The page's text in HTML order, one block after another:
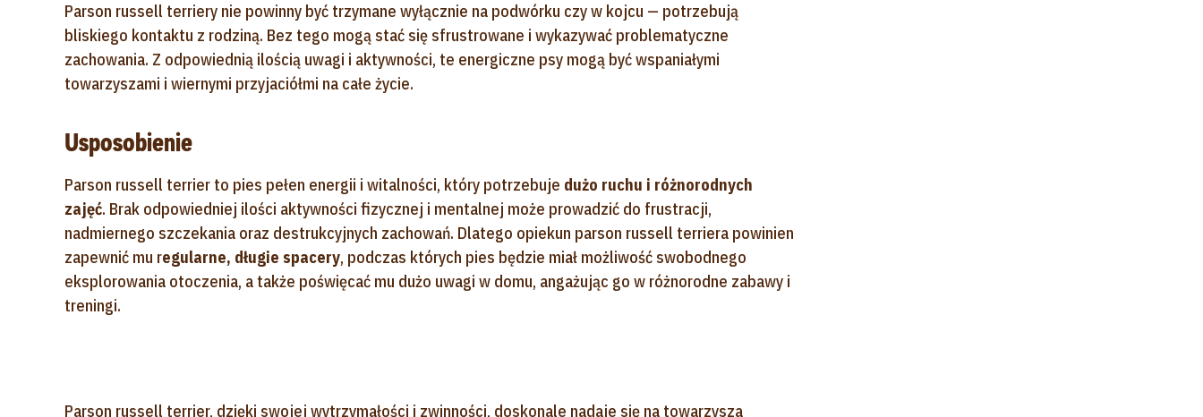
Parson russell terriery nie powinny być trzymane wyłącznie na podwórku czy w kojcu — potrzebują
bliskiego kontaktu z rodziną. Bez tego mogą stać się sfrustrowane i wykazywać problematyczne
zachowania. Z odpowiednią ilością uwagi i aktywności, te energiczne psy mogą być wspaniałymi
towarzyszami i wiernymi przyjaciółmi na całe życie.
Usposobienie
Parson russell terrier to pies pełen energii i witalności, który potrzebuje dużo ruchu i różnorodnych
zajęć. Brak odpowiedniej ilości aktywności fizycznej i mentalnej może prowadzić do frustracji,
nadmiernego szczekania oraz destrukcyjnych zachowań. Dlatego opiekun parson russell terriera powinien
zapewnić mu regularne, długie spacery, podczas których pies będzie miał możliwość swobodnego
eksplorowania otoczenia, a także poświęcać mu dużo uwagi w domu, angażując go w różnorodne zabawy i
treningi.
Parson russell terrier, dzięki swojej wytrzymałości i zwinności, doskonale nadaje się na towarzysza